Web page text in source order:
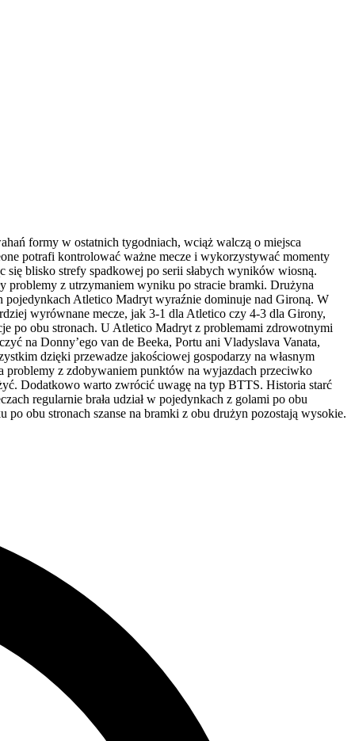
formy w ostatnich tygodniach, wciąż walczą o miejsca
potrafi kontrolować ważne mecze i wykorzystywać momenty
się blisko strefy spadkowej po serii słabych wyników wiosną.
problemy z utrzymaniem wyniku po stracie bramki. Drużyna
Atletico Madryt wyraźnie dominuje nad Gironą. W
wyrównane mecze, jak 3-1 dla Atletico czy 4-3 dla Girony,
po obu stronach. U Atletico Madryt z problemami zdrowotnymi
na Donny’ego van de Beeka, Portu ani Vladyslava Vanata,
dzięki przewadze jakościowej gospodarzy na własnym
problemy z zdobywaniem punktów na wyjazdach przeciwko
Dodatkowo warto zwrócić uwagę na typ BTTS. Historia starć
regularnie brała udział w pojedynkach z golami po obu
obu stronach szanse na bramki z obu drużyn pozostają wysokie.